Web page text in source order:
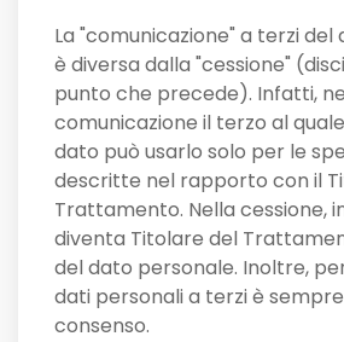
La "comunicazione" a terzi
è diversa dalla "cessione"
punto che precede). Infatti,
comunicazione il terzo al
dato può usarlo solo per le
descritte nel rapporto con il
Trattamento. Nella cessione,
diventa Titolare del
del dato personale. Inoltre,
dati personali a terzi è
consenso.